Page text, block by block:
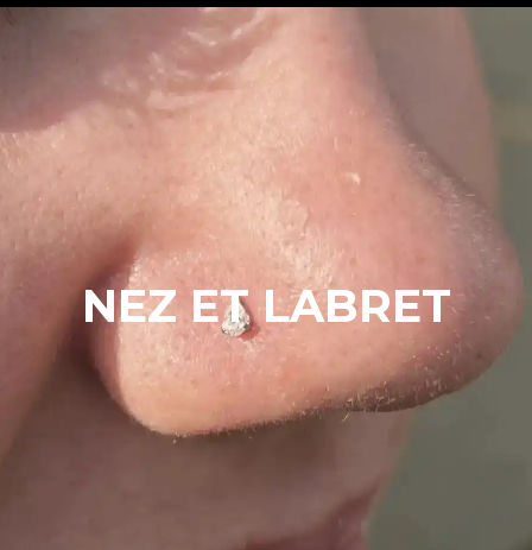
NEZ ET LABRET